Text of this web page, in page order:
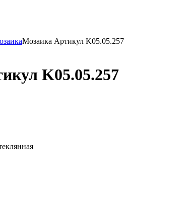
Мозаика Артикул K05.05.257
K05.05.257